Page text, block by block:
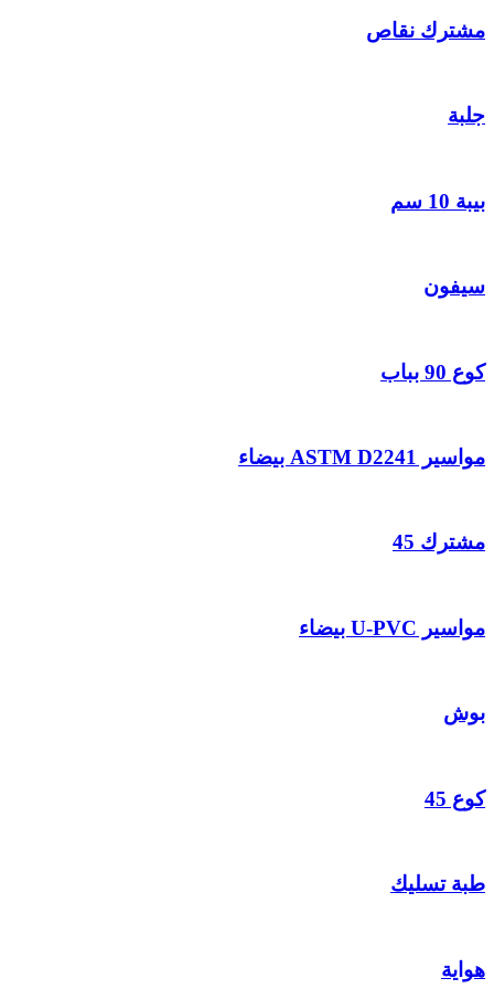
مشترك نقاص
جلبة
بيبة 10 سم
سيفون
كوع 90 بباب
مواسير ASTM D2241 بيضاء
مشترك 45
مواسير U-PVC بيضاء
بوش
كوع 45
طبة تسليك
هواية